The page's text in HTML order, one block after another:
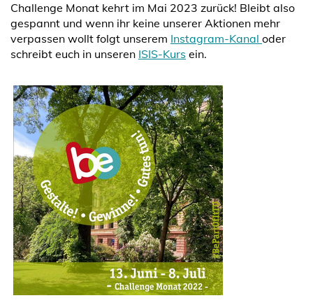
Challenge Monat kehrt im Mai 2023 zurück! Bleibt also
gespannt und wenn ihr keine unserer Aktionen mehr
verpassen wollt folgt unserem Instagram-Kanal oder
schreibt euch in unseren ISIS-Kurs ein.